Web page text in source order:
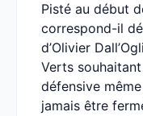
Pisté au début
correspond-il
d’Olivier
Verts
défensive
jamais être